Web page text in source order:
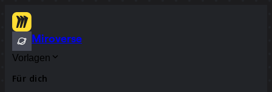
Miroverse
Vorlagen
Für dich